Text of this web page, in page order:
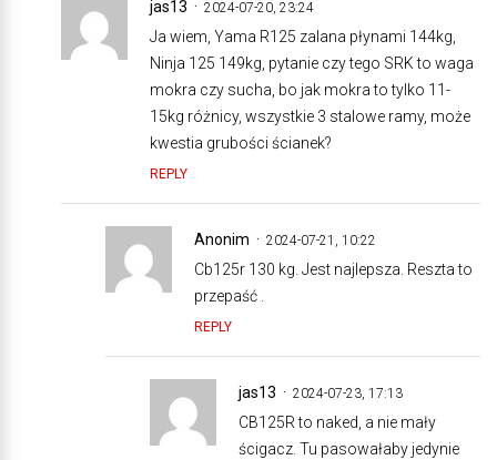
jas13 2024-07-20, 23:24
Ja wiem, Yama R125 zalana płynami 144kg,
Ninja 125 149kg, pytanie czy tego SRK to waga
mokra czy sucha, bo jak mokra to tylko 11-
15kg różnicy, wszystkie 3 stalowe ramy, może
kwestia grubości ścianek?
REPLY
Anonim 2024-07-21, 10:22
Cb125r 130 kg. Jest najlepsza. Reszta to
przepaść .
REPLY
jas13 2024-07-23, 17:13
CB125R to naked, a nie mały
ścigacz. Tu pasowałaby jedynie